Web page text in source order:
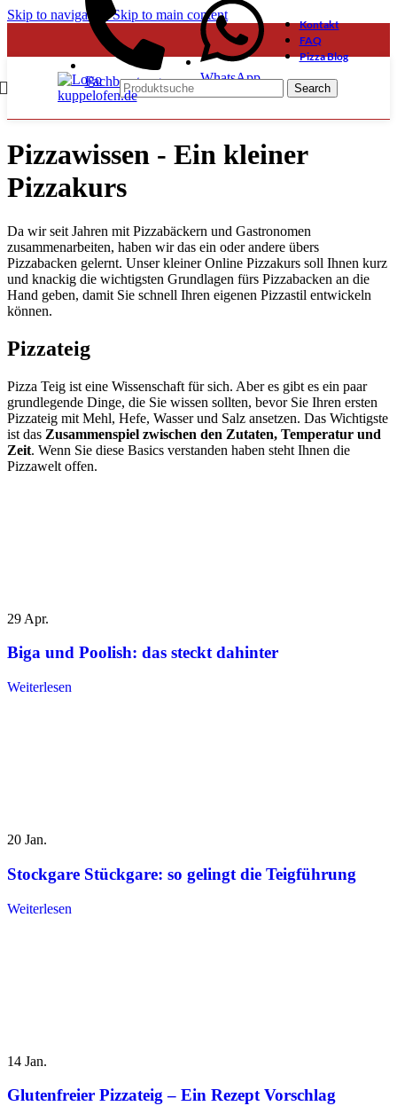
Skip to navigationSkip to main content
Fachberatung WhatsApp
Kontakt
FAQ
Pizza Blog
Search
Pizzawissen - Ein kleiner
Pizzakurs
Da wir seit Jahren mit Pizzabäckern und Gastronomen
zusammenarbeiten, haben wir das ein oder andere übers
Pizzabacken gelernt. Unser kleiner Online Pizzakurs soll Ihnen kurz
und knackig die wichtigsten Grundlagen fürs Pizzabacken an die
Hand geben, damit Sie schnell Ihren eigenen Pizzastil entwickeln
können.
Pizzateig
Pizza Teig ist eine Wissenschaft für sich. Aber es gibt es ein paar
grundlegende Dinge, die Sie wissen sollten, bevor Sie Ihren ersten
Pizzateig mit Mehl, Hefe, Wasser und Salz ansetzen. Das Wichtigste
ist das Zusammenspiel zwischen den Zutaten, Temperatur und
Zeit. Wenn Sie diese Basics verstanden haben steht Ihnen die
Pizzawelt offen.
29 Apr.
Biga und Poolish: das steckt dahinter
Weiterlesen
20 Jan.
Stockgare Stückgare: so gelingt die Teigführung
Weiterlesen
14 Jan.
Glutenfreier Pizzateig – Ein Rezept Vorschlag